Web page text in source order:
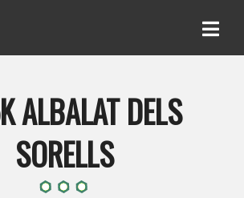
ALBALAT DELS
SORELLS